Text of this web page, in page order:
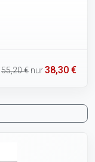
55,20 € nur38,30 €